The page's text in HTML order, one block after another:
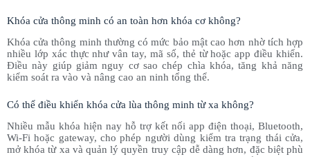
Khóa cửa thông minh có an toàn hơn khóa cơ không?
Khóa cửa thông minh thường có mức bảo mật cao hơn nhờ tích hợp
nhiều lớp xác thực như vân tay, mã số, thẻ từ hoặc app điều khiển.
Điều này giúp giảm nguy cơ sao chép chìa khóa, tăng khả năng
kiểm soát ra vào và nâng cao an ninh tổng thể.
Có thể điều khiển khóa cửa lùa thông minh từ xa không?
Nhiều mẫu khóa hiện nay hỗ trợ kết nối app điện thoại, Bluetooth,
Wi-Fi hoặc gateway, cho phép người dùng kiểm tra trạng thái cửa,
mở khóa từ xa và quản lý quyền truy cập dễ dàng hơn, đặc biệt phù